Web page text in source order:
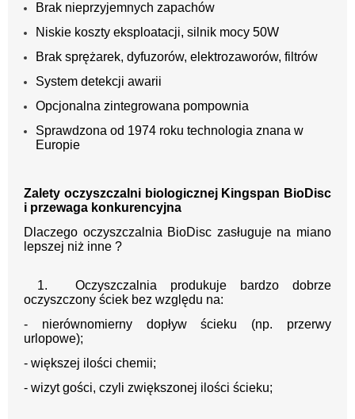
Brak nieprzyjemnych zapachów
Niskie koszty eksploatacji, silnik mocy 50W
Brak sprężarek, dyfuzorów, elektrozaworów, filtrów
System detekcji awarii
Opcjonalna zintegrowana pompownia
Sprawdzona od 1974 roku technologia znana w
Europie
Zalety oczyszczalni biologicznej Kingspan BioDisc
i przewaga konkurencyjna
Dlaczego oczyszczalnia BioDisc zasługuje na miano
lepszej niż inne ?
1. Oczyszczalnia produkuje bardzo dobrze
oczyszczony ściek bez względu na:
- nierównomierny dopływ ścieku (np. przerwy
urlopowe);
- większej ilości chemii;
- wizyt gości, czyli zwiększonej ilości ścieku;